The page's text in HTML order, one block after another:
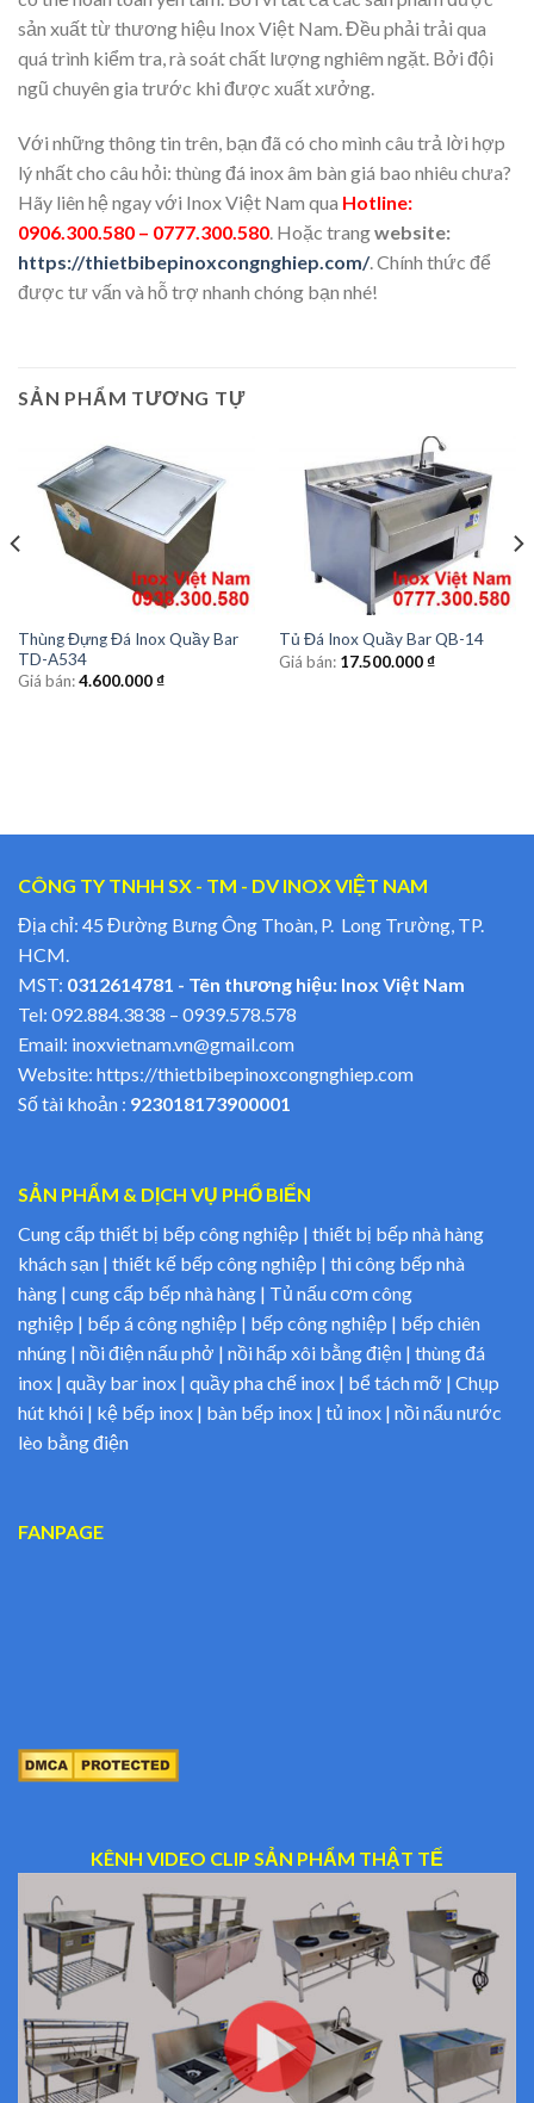
sản xuất từ thương hiệu Inox Việt Nam. Đều phải trải qua
quá trình kiểm tra, rà soát chất lượng nghiêm ngặt. Bởi đội
ngũ chuyên gia trước khi được xuất xưởng.
Với những thông tin trên, bạn đã có cho mình câu trả lời hợp
lý nhất cho câu hỏi: thùng đá inox âm bàn giá bao nhiêu chưa?
Hãy liên hệ ngay với Inox Việt Nam qua Hotline:
0906.300.580 – 0777.300.580. Hoặc trangwebsite:
https://thietbibepinoxcongnghiep.com/. Chính thức để
được tư vấn và hỗ trợ nhanh chóng bạn nhé!
SẢN PHẨM TƯƠNG TỰ
Thùng Đựng Đá Inox Quầy Bar
TD-A534
Giá bán:4.600.000₫
Tủ Đá Inox Quầy Bar QB-14
Giá bán: 17.500.000₫
CÔNG TY TNHH SX - TM - DV INOX VIỆT NAM
Địa chỉ: 45 Đường Bưng Ông Thoàn, P. Long Trường, TP.
HCM.
MST: 0312614781 - Tên thương hiệu: Inox Việt Nam
Tel: 092.884.3838 – 0939.578.578
Email: inoxvietnam.vn@gmail.com
Website: https://thietbibepinoxcongnghiep.com
Số tài khoản : 923018173900001
SẢN PHẨM & DỊCH VỤ PHỔ BIẾN
Cung cấp thiết bị bếp công nghiệp | thiết bị bếp nhà hàng
khách sạn | thiết kế bếp công nghiệp | thi công bếp nhà
hàng | cung cấp bếp nhà hàng | Tủ nấu cơm công
nghiệp | bếp á công nghiệp | bếp công nghiệp | bếp chiên
nhúng | nồi điện nấu phở | nồi hấp xôi bằng điện | thùng đá
inox | quầy bar inox | quầy pha chế inox | bể tách mỡ | Chụp
hút khói | kệ bếp inox | bàn bếp inox | tủ inox | nồi nấu nước
lèo bằng điện
FANPAGE
KÊNH VIDEO CLIP SẢN PHẨM THẬT TẾ